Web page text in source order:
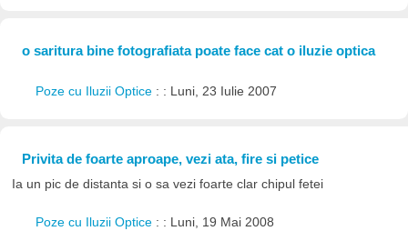
o saritura bine fotografiata poate face cat o iluzie optica
Poze cu Iluzii Optice : : Luni, 23 Iulie 2007
Privita de foarte aproape, vezi ata, fire si petice
Ia un pic de distanta si o sa vezi foarte clar chipul fetei
Poze cu Iluzii Optice : : Luni, 19 Mai 2008